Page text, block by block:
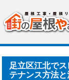
>
適切なメンテナン
足立区江北で
テナンス方法